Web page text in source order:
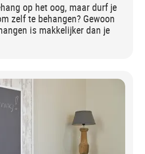
op het oog, maar durf je
zelf te behangen? Gewoon
is makkelijker dan je